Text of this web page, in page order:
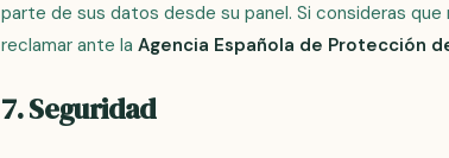
parte de sus datos desde su panel. Si consideras
reclamar ante la Agencia Española de Protección
7. Seguridad